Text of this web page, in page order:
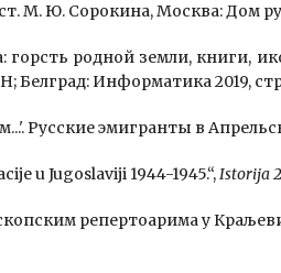
М. Ю. Сорокина, Москва: Дом
горсть родной земли, книги,
Белград: Информатика 2019, стр.
Русские эмигранты в
u Jugoslaviji 1944-1945.“,Istorija
репертоарима у